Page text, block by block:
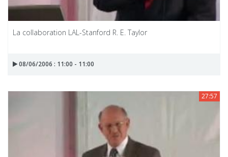
La collaboration LAL-Stanford R. E. Taylor
08/06/2006 : 11:00 - 11:00
27:57